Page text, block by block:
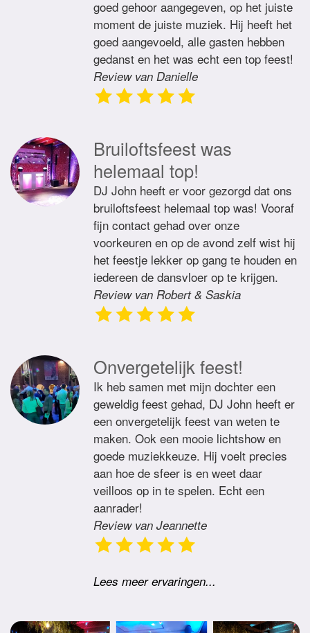
goed gehoor aangegeven, op het juiste
moment de juiste muziek. Hij heeft het
goed aangevoeld, alle gasten hebben
gedanst en het was echt een top feest!
Review van Danielle
Bruiloftsfeest was
helemaal top!
DJ John heeft er voor gezorgd dat ons
bruiloftsfeest helemaal top was! Vooraf
fijn contact gehad over onze
voorkeuren en op de avond zelf wist hij
het feestje lekker op gang te houden en
iedereen de dansvloer op te krijgen.
Review van Robert & Saskia
Onvergetelijk feest!
Ik heb samen met mijn dochter een
geweldig feest gehad, DJ John heeft er
een onvergetelijk feest van weten te
maken. Ook een mooie lichtshow en
goede muziekkeuze. Hij voelt precies
aan hoe de sfeer is en weet daar
veilloos op in te spelen. Echt een
aanrader!
Review van Jeannette
Lees meer ervaringen...